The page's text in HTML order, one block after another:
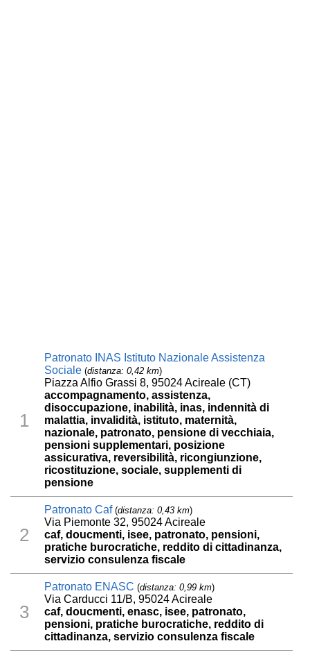
1
Patronato INAS Istituto Nazionale Assistenza
Sociale (distanza: 0,42 km)
Piazza Alfio Grassi 8, 95024 Acireale (CT)
accompagnamento, assistenza,
disoccupazione, inabilità, inas, indennità di
malattia, invalidità, istituto, maternità,
nazionale, patronato, pensione di vecchiaia,
pensioni supplementari, posizione
assicurativa, reversibilità, ricongiunzione,
ricostituzione, sociale, supplementi di
pensione
2
Patronato Caf(distanza: 0,43 km)
Via Piemonte 32, 95024 Acireale
caf, doucmenti, isee, patronato, pensioni,
pratiche burocratiche, reddito di cittadinanza,
servizio consulenza fiscale
3
Patronato ENASC (distanza: 0,99 km)
Via Carducci 11/B, 95024 Acireale
caf, doucmenti, enasc, isee, patronato,
pensioni, pratiche burocratiche, reddito di
cittadinanza, servizio consulenza fiscale